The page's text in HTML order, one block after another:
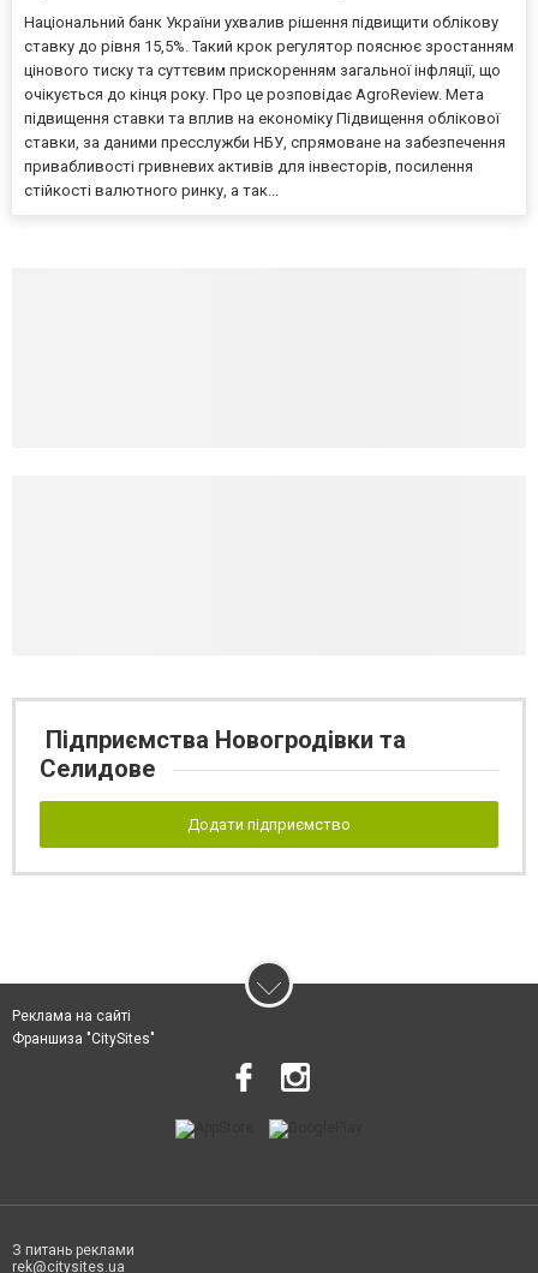
Національний банк України ухвалив рішення підвищити облікову
ставку до рівня 15,5%. Такий крок регулятор пояснює зростанням
цінового тиску та суттєвим прискоренням загальної інфляції, що
очікується до кінця року. Про це розповідає AgroReview. Мета
підвищення ставки та вплив на економіку Підвищення облікової
ставки, за даними пресслужби НБУ, спрямоване на забезпечення
привабливості гривневих активів для інвесторів, посилення
стійкості валютного ринку, а так...
Підприємства Новогродівки та
Селидове
Додати підприємство
Реклама на сайті
Франшиза "CitySites"
З питань реклами
rek@citysites.ua